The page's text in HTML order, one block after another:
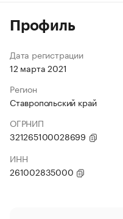
Профиль
Дата регистрации
12 марта 2021
Регион
Ставропольский край
ОГРНИП
321265100028699
ИНН
261002835000